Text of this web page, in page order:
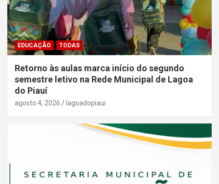
EDUCAÇÃO TODAS
Retorno às aulas marca início do segundo
semestre letivo na Rede Municipal de Lagoa
do Piauí
agosto 4, 2026 lagoadopiaui